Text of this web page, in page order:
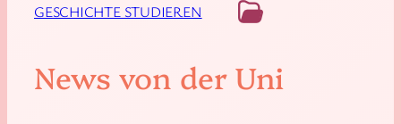
GESCHICHTE STUDIEREN
News von der Uni